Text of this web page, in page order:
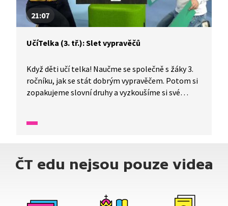
21:07
UčíTelka (3. tř.): Slet vypravěčů
Když děti učí telka! Naučme se společně s žáky 3.
ročníku, jak se stát dobrým vypravěčem. Potom si
zopakujeme slovní druhy a vyzkoušíme si své
ČT edu nejsou pouze videa